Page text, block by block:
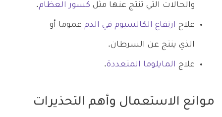
والحالات التي تنتج عنها مثل كسور العظام.
علاج ارتفاع الكالسيوم في الدم عموما أو
الذي ينتج عن السرطان.
علاج المايلوما المتعددة.
موانع الاستعمال وأهم التحذيرات